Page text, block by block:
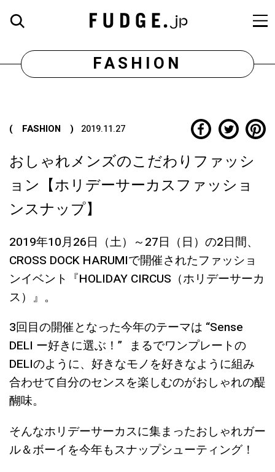
FASHION
( FASHION ) 2019.11.27
おしゃれメンズのこだわりファッシ
ョン【ホリデーサーカスファッショ
ンスナップ】
2019年10月26日（土）～27日（日）の2日間、
CROSS DOCK HARUMIで開催されたファッショ
ンイベント『HOLIDAY CIRCUS（ホリデーサーカ
ス）』。
3回目の開催となった今年のテーマは “Sense
DELI ー好きに選ぶ！” まるでワンプレートの
DELIのように、好きなモノを好きなように組み
合わせて自分のセンスを楽しむのがおしゃれの醍
醐味。
そんなホリデーサーカスに集まったおしゃれガー
ル＆ボーイを今年もスナップシューティング！